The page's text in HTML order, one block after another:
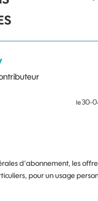
le‎30-
d'abonnement, les
pour un usage